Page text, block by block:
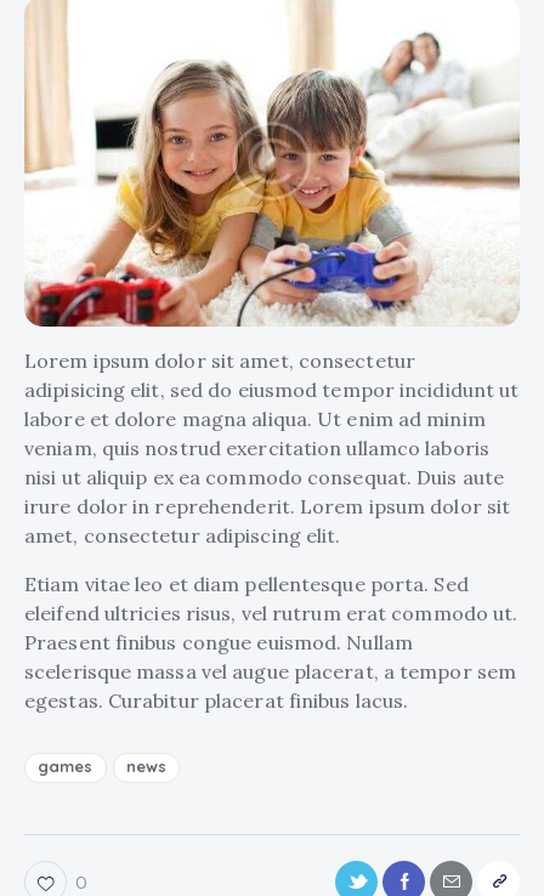
Lorem ipsum dolor sit amet, consectetur
adipisicing elit, sed do eiusmod tempor incididunt ut
labore et dolore magna aliqua. Ut enim ad minim
veniam, quis nostrud exercitation ullamco laboris
nisi ut aliquip ex ea commodo consequat. Duis aute
irure dolor in reprehenderit. Lorem ipsum dolor sit
amet, consectetur adipiscing elit.
Etiam vitae leo et diam pellentesque porta. Sed
eleifend ultricies risus, vel rutrum erat commodo ut.
Praesent finibus congue euismod. Nullam
scelerisque massa vel augue placerat, a tempor sem
egestas. Curabitur placerat finibus lacus.
games news
0